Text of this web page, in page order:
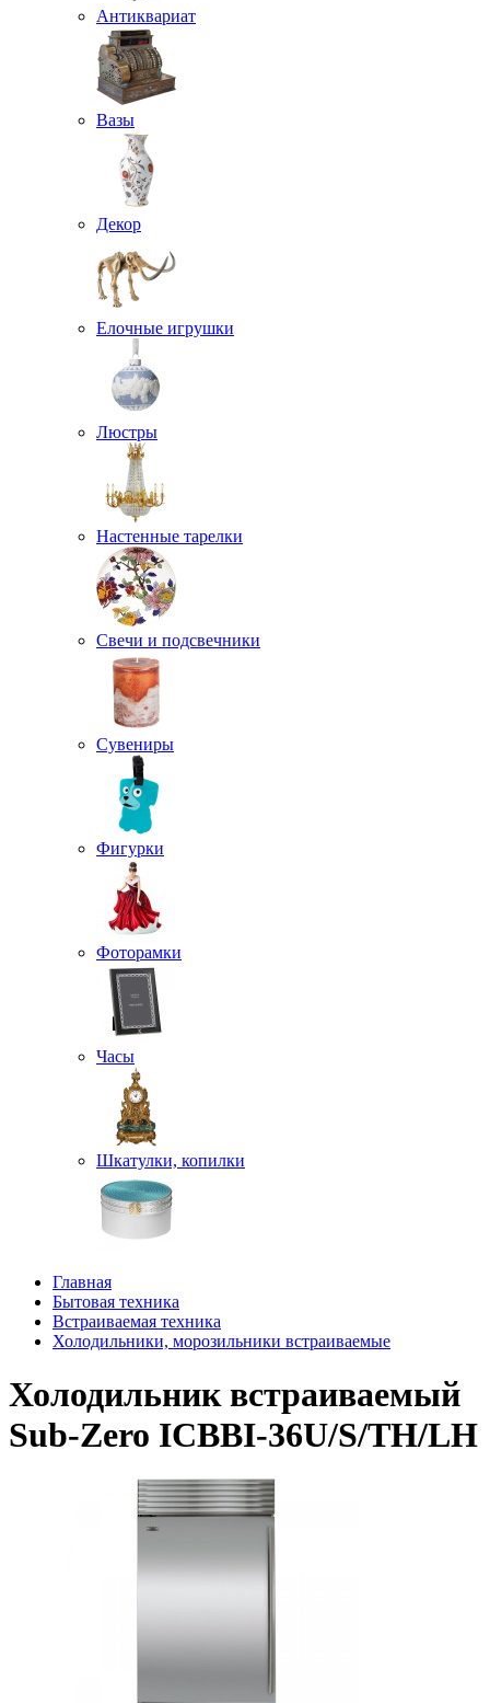
Антиквариат
Вазы
Декор
Елочные игрушки
Люстры
Настенные тарелки
Свечи и подсвечники
Сувениры
Фигурки
Фоторамки
Часы
Шкатулки, копилки
Главная
Бытовая техника
Встраиваемая техника
Холодильники, морозильники встраиваемые
Холодильник встраиваемый
Sub-Zero ICBBI-36U/S/TH/LH